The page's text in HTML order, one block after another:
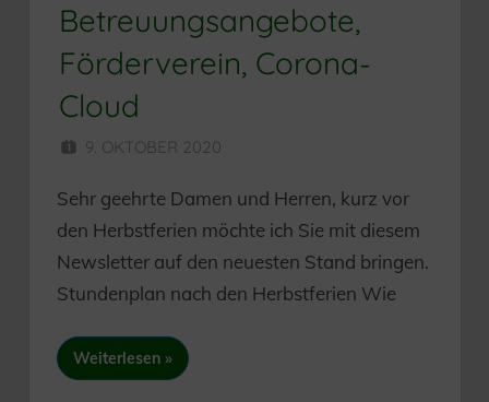
Betreuungsangebote,
Förderverein, Corona-
Cloud
9. OKTOBER 2020
Sehr geehrte Damen und Herren, kurz vor
den Herbstferien möchte ich Sie mit diesem
Newsletter auf den neuesten Stand bringen.
Stundenplan nach den Herbstferien Wie
Weiterlesen